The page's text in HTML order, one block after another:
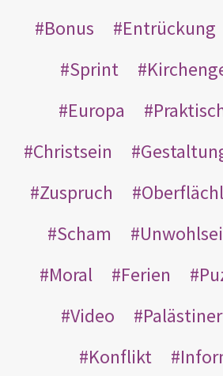
Bonus
Entrückung
Sprint
Europa
Christsein
Zuspruch
Scham
Moral
Ferien
Video
Palästiner
Konflikt